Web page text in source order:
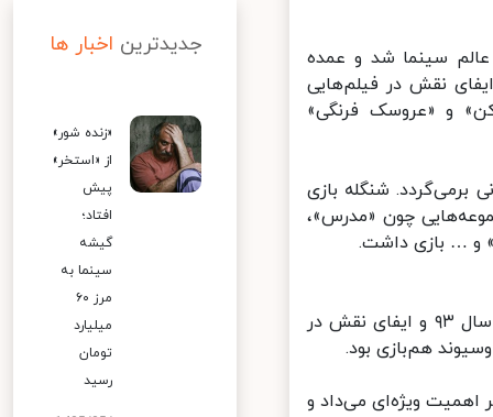
عالم‌ سینما شد و عمده
سینمایی به اواخر دهه ۷۰ و اوایل دهه ۸۰ با ایفای نقش در فیلم‌هایی
و «عروسک فرنگی»
برمی‌گردد. شنگله بازی
چون «مدرس»،
و … بازی داشت.
او در اواخر عمر حضور چندانی در عرصه بازیگری نداشت و آخرین کارش به سال ۹۳ و ایفای نقش در
هم‌بازی بود.
ویژه‌ای می‌داد و
جدیدترین اخبار ها
«زنده شور»
از «استخر»
پیش
افتاد؛
گیشه
سینما به
مرز ۶۰
میلیارد
تومان
رسید